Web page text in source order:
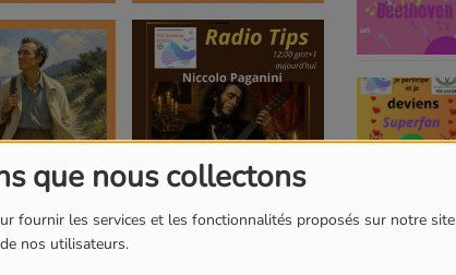
que nous collectons
fournir les services et les fonctionnalités proposés sur notre site
nos utilisateurs.
AGENDA